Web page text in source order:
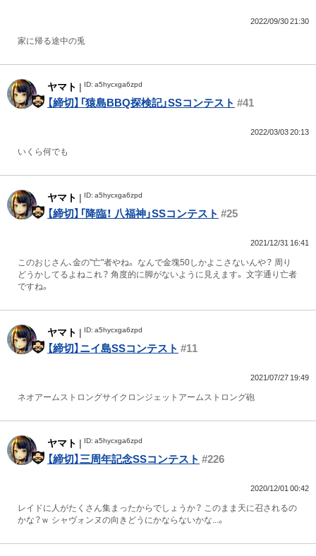
2022/09/30 21:30
家に帰る途中の兎
ヤマト | ID: a5hycxga6zpd
【締切】「猿島BBQ探検記」SSコンテスト #41
2022/03/03 20:13
いくら何でも
ヤマト | ID: a5hycxga6zpd
【締切】「降臨！ 八福神」SSコンテスト #25
2021/12/31 16:41
このおじさん、金の"亡"者やね。 なんで金塊50しかよこさないんや？ 周り
どうかしてるよねこれ？ 角度的に脚がないように見えます。 文字通り亡者
ですね。
ヤマト | ID: a5hycxga6zpd
【締切】ニイ島SSコンテスト #11
2021/07/27 19:49
ネオアームストロングサイクロンジェットアームストロング砲
ヤマト | ID: a5hycxga6zpd
【締切】三周年記念SSコンテスト #226
2020/12/01 00:42
レイドに人がたくさん集まったからでしょうか？ このまま天に召されるの
かな？ｗ シャヴォンヌの向きどうにかならないかな...。